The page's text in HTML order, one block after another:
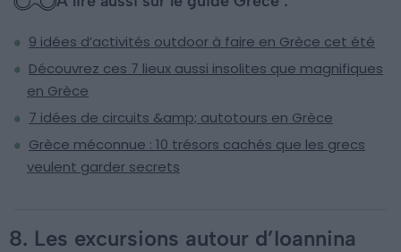
9 idées d’activités outdoor à faire en Grèce cet été
Découvrez ces 7 lieux aussi insolites que magnifiques
en Grèce
7 idées de circuits &amp; autotours en Grèce
Grèce méconnue : 10 trésors cachés que les grecs
veulent garder secrets
8. Les excursions autour d’Ioannina